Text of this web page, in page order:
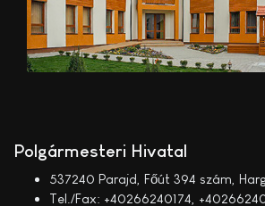
Polgármesteri Hivatal
537240 Parajd, Főút 394 szám,
Tel./Fax: +40266240174,